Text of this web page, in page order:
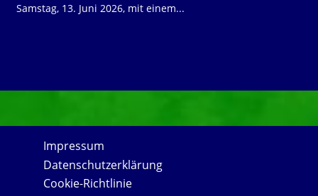
Samstag, 13. Juni 2026, mit einem...
Impressum
Datenschutzerklärung
Cookie-Richtlinie